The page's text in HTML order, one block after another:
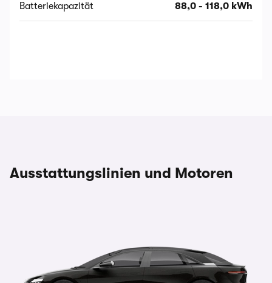
Batteriekapazität 88,0 - 118,0 kWh
Ausstattungslinien und Motoren